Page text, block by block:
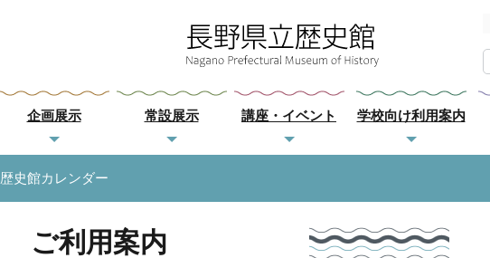
企画展示 常設展示 講座・イベント 学校向け利用案内
歴史館カレンダー
ご利用案内